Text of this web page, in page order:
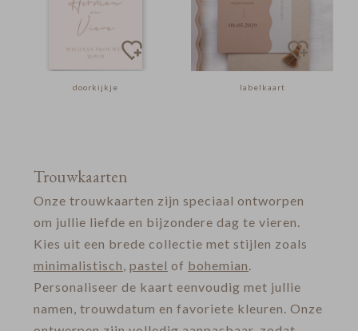
doorkijkje labelkaart
Trouwkaarten
Onze trouwkaarten zijn speciaal ontworpen
om jullie liefde en bijzondere dag te vieren.
Kies uit een brede collectie met stijlen zoals
minimalistisch, pastel of bohemian.
Personaliseer de kaart eenvoudig met jullie
namen, trouwdatum en favoriete kleuren. Onze